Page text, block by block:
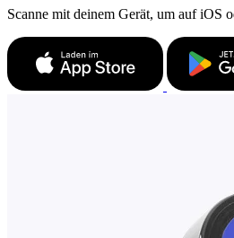
Scanne mit deinem Gerät, um auf iOS